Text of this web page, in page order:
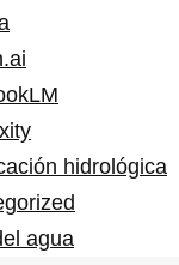
hidrológica
agua